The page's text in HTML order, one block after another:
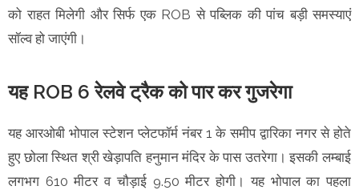
को राहत मिलेगी और सिर्फ एक ROB से पब्लिक की पांच बड़ी समस्याएं
सॉल्व हो जाएंगी।
यह ROB 6 रेलवे ट्रैक को पार कर गुजरेगा
यह आरओबी भोपाल स्टेशन प्लेटफॉर्म नंबर 1 के समीप द्वारिका नगर से होते
हुए छोला स्थित श्री खेड़ापति हनुमान मंदिर के पास उतरेगा। इसकी लम्बाई
लगभग 610 मीटर व चौड़ाई 9.50 मीटर होगी। यह भोपाल का पहला